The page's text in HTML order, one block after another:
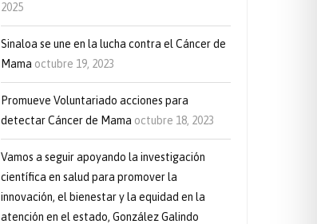
2025
Sinaloa se une en la lucha contra el Cáncer de
Mama octubre 19, 2023
Promueve Voluntariado acciones para
detectar Cáncer de Mama octubre 18, 2023
Vamos a seguir apoyando la investigación
científica en salud para promover la
innovación, el bienestar y la equidad en la
atención en el estado, González Galindo